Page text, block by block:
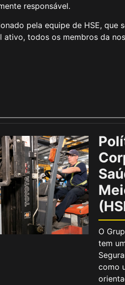
responsável.
pela equipe de HSE, que
todos os membros da
O
tem
como